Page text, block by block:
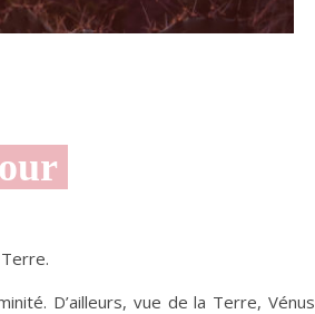
D’ailleurs, vue de la Terre, Vénus